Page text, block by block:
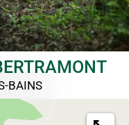
BAINS